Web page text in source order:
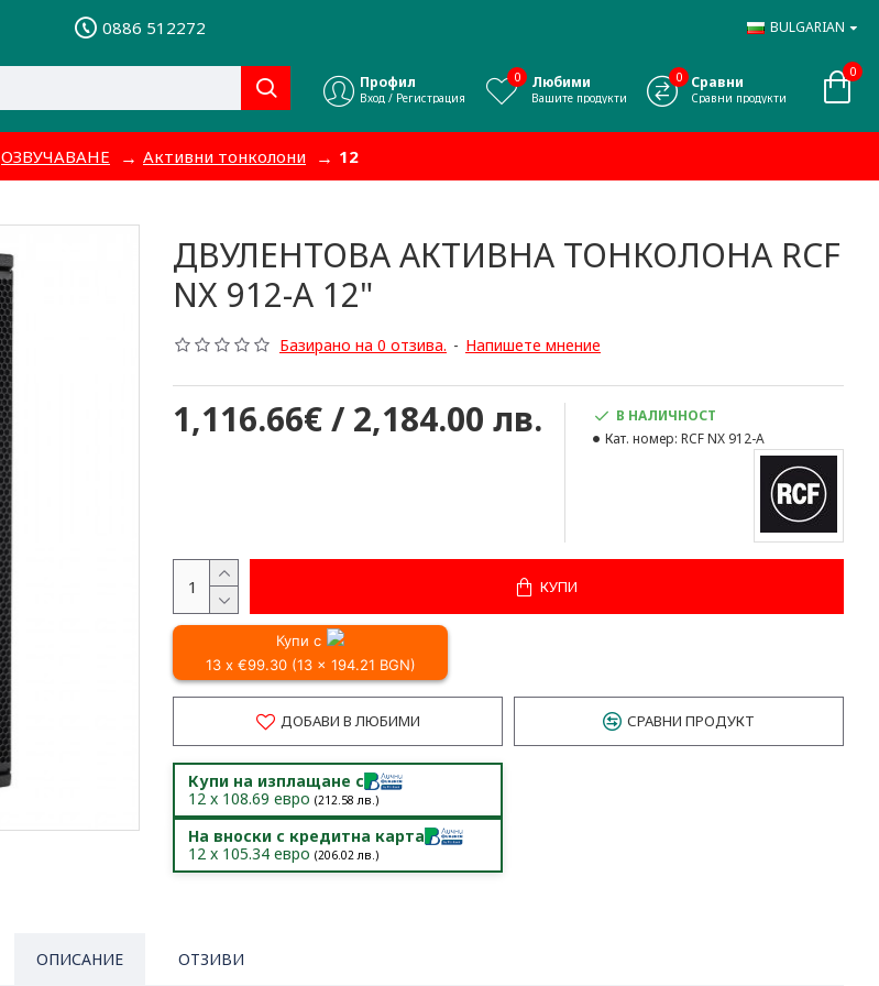
0886 512272 BULGARIAN
Профил
Вход / Регистрация
Любими
Вашите продукти
0 Сравни
Сравни продукти
0 0
ОЗВУЧАВАНЕ Активни тонколони 12
ДВУЛЕНТОВА АКТИВНА ТОНКОЛОНА RCF
NX 912-A 12"
Базирано на 0 отзива. - Напишете мнение
1,116.66€ / 2,184.00 лв.
В НАЛИЧНОСТ
Кат. номер: RCF NX 912-A
КУПИ
Купи с
13 x €99.30 (13 x 194.21 BGN)
ДОБАВИ В ЛЮБИМИ СРАВНИ ПРОДУКТ
Купи на изплащане с
12 x 108.69 евро (212.58 лв.)
На вноски с кредитна карта
12 x 105.34 евро (206.02лв.)
ОПИСАНИЕ ОТЗИВИ